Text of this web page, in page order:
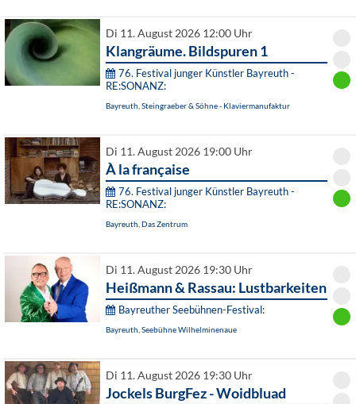
Di 11. August 2026 12:00 Uhr
Klangräume. Bildspuren 1
76. Festival junger Künstler Bayreuth -
RE:SONANZ:
Bayreuth, Steingraeber & Söhne - Klaviermanufaktur
Di 11. August 2026 19:00 Uhr
À la française
76. Festival junger Künstler Bayreuth -
RE:SONANZ:
Bayreuth, Das Zentrum
Di 11. August 2026 19:30 Uhr
Heißmann & Rassau: Lustbarkeiten
Bayreuther Seebühnen-Festival:
Bayreuth, Seebühne Wilhelminenaue
Di 11. August 2026 19:30 Uhr
Jockels BurgFez - Woidbluad